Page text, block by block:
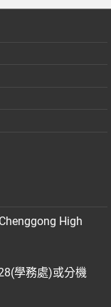
High
學務處)或分機